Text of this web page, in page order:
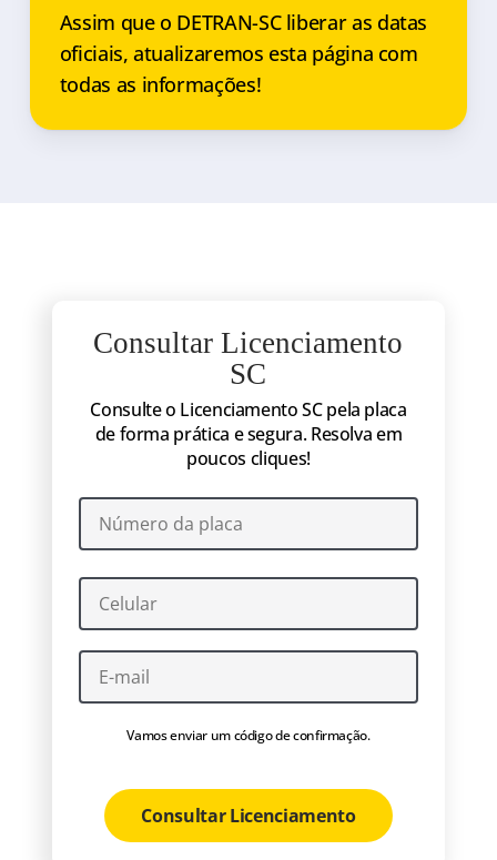
Assim que o DETRAN-SC liberar as datas
oficiais, atualizaremos esta página com
todas as informações!
Consultar Licenciamento
SC
Consulte o Licenciamento SC pela placa
de forma prática e segura. Resolva em
poucos cliques!
Vamos enviar um código de confirmação.
Consultar Licenciamento